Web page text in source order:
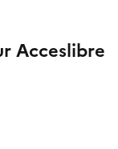
Acceslibre